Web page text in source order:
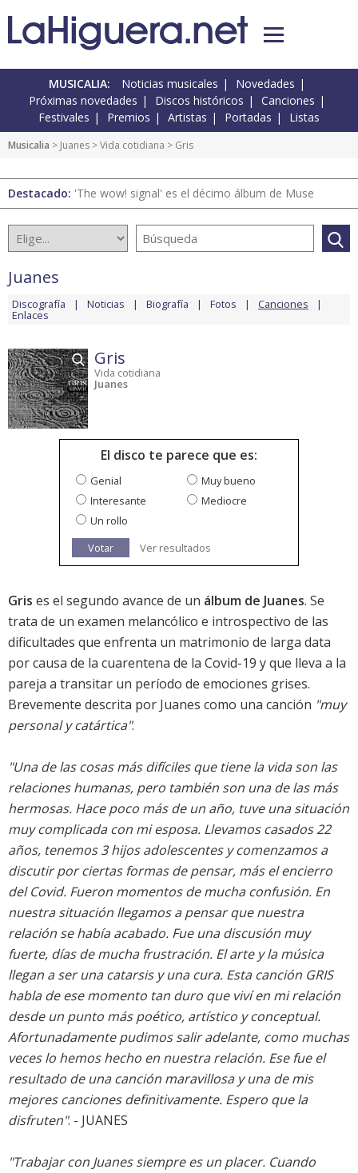
MUSICALIA: Noticias musicales
Novedades
Próximas novedades
Discos históricos
Canciones
Festivales
Premios Artistas Portadas Listas
Musicalia > Juanes >Vida cotidiana > Gris
Destacado: 'The wow! signal' es el décimo álbum de Muse
Juanes
Discografía Noticias Biografía Fotos Canciones
Enlaces
Gris
Vida cotidiana
Juanes
El disco te parece que es:
Genial
Muy bueno
Interesante
Mediocre
Un rollo
Votar
Ver resultados
Gris es el segundo avance de un álbum de Juanes. Se
trata de un examen melancólico e introspectivo de las
dificultades que enfrenta un matrimonio de larga data
por causa de la cuarentena de la Covid-19 y que lleva a la
pareja a transitar un período de emociones grises.
Brevemente descrita por Juanes como una canción "muy
personal y catártica".
"Una de las cosas más difíciles que tiene la vida son las
relaciones humanas, pero también son una de las más
hermosas. Hace poco más de un año, tuve una situación
muy complicada con mi esposa. Llevamos casados 22
años, tenemos 3 hijos adolescentes y comenzamos a
discutir por ciertas formas de pensar, más el encierro
del Covid. Fueron momentos de mucha confusión. En
nuestra situación llegamos a pensar que nuestra
relación se había acabado. Fue una discusión muy
fuerte, días de mucha frustración. El arte y la música
llegan a ser una catarsis y una cura. Esta canción GRIS
habla de ese momento tan duro que viví en mi relación
desde un punto más poético, artístico y conceptual.
Afortunadamente pudimos salir adelante, como muchas
veces lo hemos hecho en nuestra relación. Ese fue el
resultado de una canción maravillosa y una de mis
mejores canciones definitivamente. Espero que la
disfruten". - JUANES
"Trabajar con Juanes siempre es un placer. Cuando